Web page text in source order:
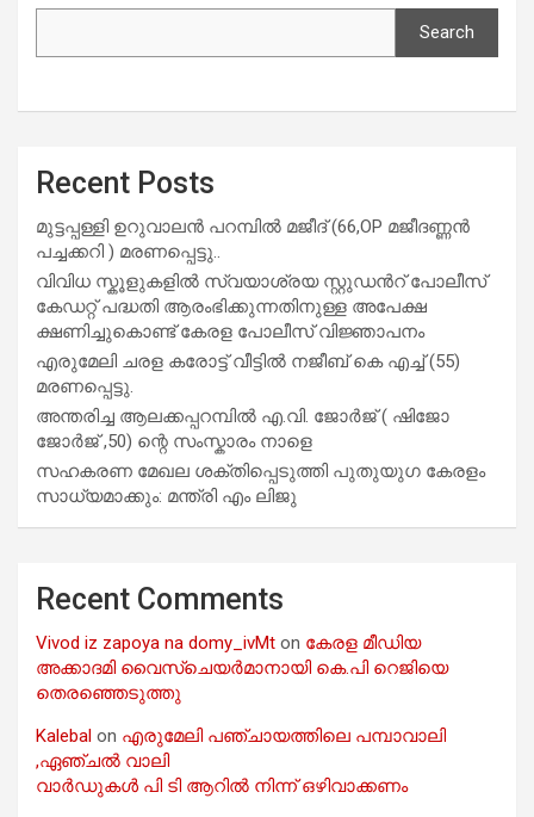
Search
Recent Posts
മുട്ടപ്പള്ളി ഉറുവാലൻ പറമ്പിൽ മജീദ് (66,OP മജീദണ്ണൻ
പച്ചക്കറി ) മരണപ്പെട്ടു..
വിവിധ സ്കൂളുകളില്‍ സ്വയാശ്രയ സ്റ്റുഡന്‍റ് പോലീസ്
കേഡറ്റ് പദ്ധതി ആരംഭിക്കുന്നതിനുള്ള അപേക്ഷ
ക്ഷണിച്ചുകൊണ്ട് കേരള പോലീസ് വിജ്ഞാപനം
എരുമേലി ചരള കരോട്ട് വീട്ടിൽ നജീബ് കെ എച്ച് (55)
മരണപ്പെട്ടു.
അന്തരിച്ച ആ​ല​ക്ക​പ്പ​റമ്പിൽ​ എ.​വി. ജോ​ർ​ജ് ( ഷിജോ
ജോർജ് ,50) ന്റെ സംസ്കാരം നാളെ
സഹകരണ മേഖല ശക്തിപ്പെടുത്തി പുതുയുഗ കേരളം
സാധ്യമാക്കും: മന്ത്രി എം ലിജു
Recent Comments
Vivod iz zapoya na domy_ivMt on കേരള മീഡിയ
അക്കാദമി വൈസ്ചെയർമാനായി കെ.പി റെജിയെ
തെരഞ്ഞെടുത്തു
Kalebal on എരുമേലി പഞ്ചായത്തിലെ പമ്പാവാലി
,ഏഞ്ചൽ വാലി
വാർഡുകൾ പി ടി ആറിൽ നിന്ന് ഒഴിവാക്കണം